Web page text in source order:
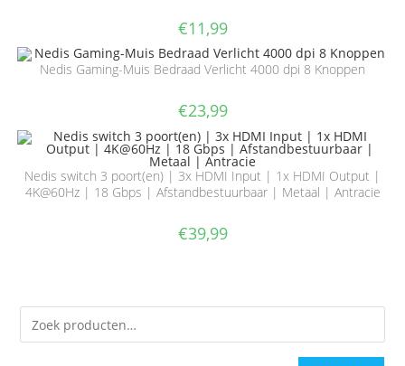
€11,99
Nedis Gaming-Muis Bedraad Verlicht 4000 dpi 8 Knoppen
€23,99
Nedis switch 3 poort(en) | 3x HDMI Input | 1x HDMI Output |
4K@60Hz | 18 Gbps | Afstandbestuurbaar | Metaal | Antracie
€39,99